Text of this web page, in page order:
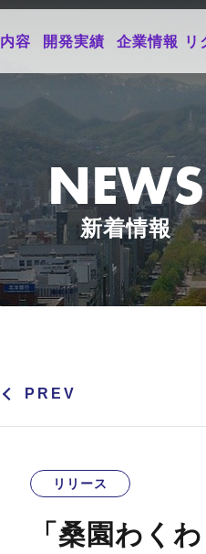
容 開発実績 企業情報 リ
NEWS
新着情報
PREV
リリース
「桑園わく